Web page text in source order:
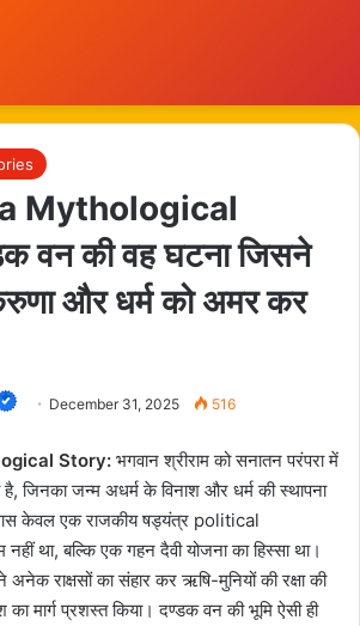
Mythological
वन की वह घटना जिसने
और धर्म को अमर कर
December 31, 2025 516
Story: भगवान श्रीराम को सनातन परंपरा में
है, जिनका जन्म अधर्म के विनाश और धर्म की स्थापना
केवल एक राजकीय षड्यंत्र political
था, बल्कि एक गहन दैवी योजना का हिस्सा था।
अनेक राक्षसों का संहार कर ऋषि-मुनियों की रक्षा की
मार्ग प्रशस्त किया। दण्डक वन की भूमि ऐसी ही